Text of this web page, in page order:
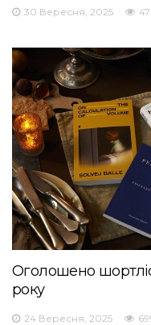
30 Вересня, 2025
Оголошено
року
24 Вересня, 2025